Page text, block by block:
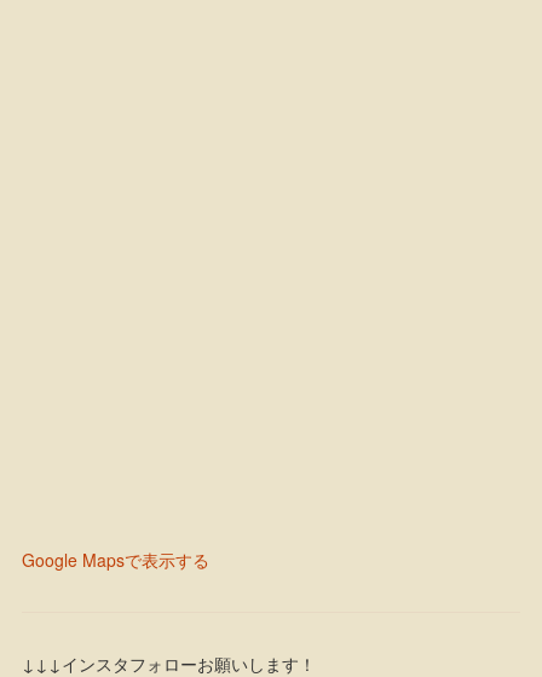
Google Mapsで表示する
↓↓↓インスタフォローお願いします！